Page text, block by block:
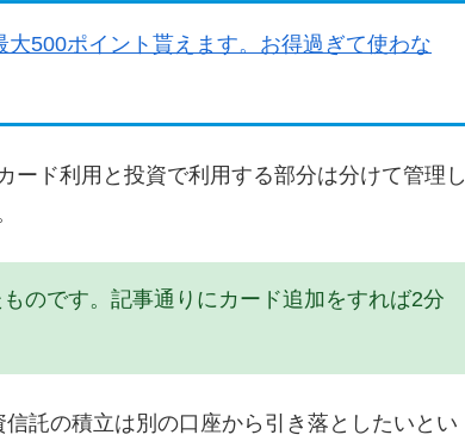
500ポイント貰えます。お得過ぎて使わな
ード利用と投資で利用する部分は分けて管理し
のです。記事通りにカード追加をすれば2分
託の積立は別の口座から引き落としたいとい